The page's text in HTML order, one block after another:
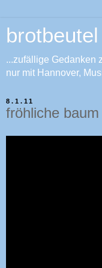
brotbeutel
...zufällige Gedanken
nur mit Hannover,
8.1.11
fröhliche